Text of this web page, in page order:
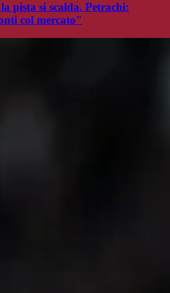
pista si scalda. Petrachi:
col mercato"